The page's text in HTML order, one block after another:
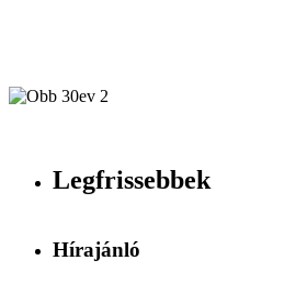
Legfrissebbek
Hírajánló